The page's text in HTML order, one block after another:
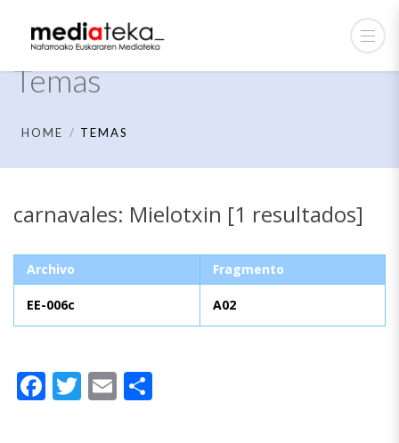
Temas
HOME TEMAS
carnavales: Mielotxin [1 resultados]
Archivo Fragmento
EE-006c A02
Facebook
Twitter
Email